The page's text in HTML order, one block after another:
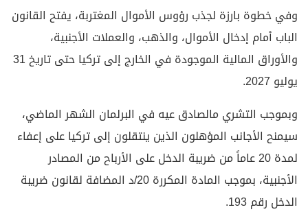
وفي خطوة بارزة لجذب رؤوس الأموال المغتربة، يفتح القانون
الباب أمام إدخال الأموال، والذهب، والعملات الأجنبية،
والأوراق المالية الموجودة في الخارج إلى تركيا حتى تاريخ 31
يوليو 2027.
وبموجب التشري مالصادق عيه في البرلمان الشهر الماضي،
سيمنح الأجانب المؤهلون الذين ينتقلون إلى تركيا على إعفاء
لمدة 20 عاماً من ضريبة الدخل على الأرباح من المصادر
الأجنبية، بموجب المادة المكررة 20/د المضافة لقانون ضريبة
الدخل رقم 193.